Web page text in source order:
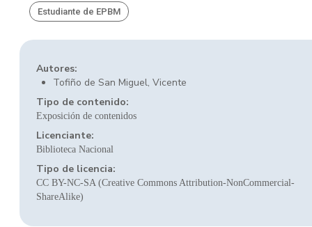
Estudiante de EPBM
Autores:
Tofiño de San Miguel, Vicente
Tipo de contenido:
Exposición de contenidos
Licenciante:
Biblioteca Nacional
Tipo de licencia:
CC BY-NC-SA (Creative Commons Attribution-NonCommercial-
ShareAlike)